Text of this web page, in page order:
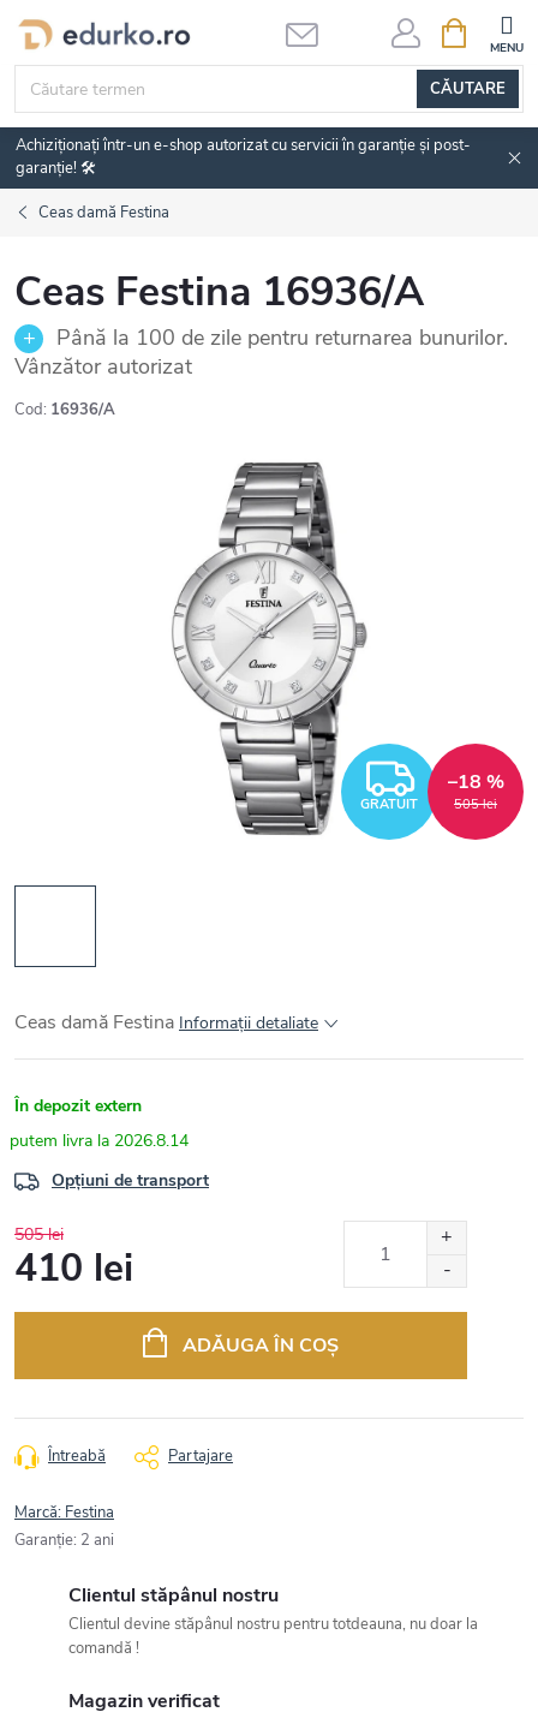
Treci
conținut
CĂUTARE
DE
Achiziționați într-un e-shop autorizat cu servicii în garanție și post-
garanție! 🛠️
Ceas damă Festina
Ceas Festina 16936/A
Până la 100 de zile pentru returnarea bunurilor.
Vânzător autorizat
Cod: 16936/A
GRATUIT 505 lei
–18 %
Ceas damă Festina Informaţii detaliate
În depozit extern
2026.8.14
Opțiuni de transport
505 lei
410 lei
ADĂUGA ÎN COŞ
Întreabă Partajare
Marcă: Festina
Garanţie: 2 ani
Clientul stăpânul nostru
Clientul devine stăpânul nostru pentru totdeauna, nu doar la
comandă !
Magazin verificat